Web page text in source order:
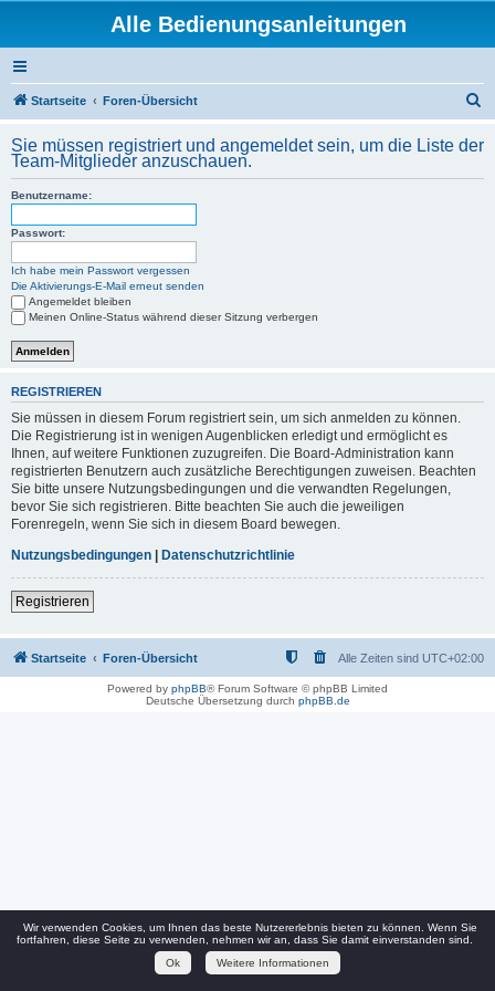
Alle Bedienungsanleitungen
Startseite Foren-Übersicht
h
Sie müssen registriert und angemeldet sein, um die Liste der
Team-Mitglieder anzuschauen.
Benutzername:
Passwort:
Ich habe mein Passwort vergessen
Die Aktivierungs-E-Mail erneut senden
Angemeldet bleiben
Meinen Online-Status während dieser Sitzung verbergen
REGISTRIEREN
Sie müssen in diesem Forum registriert sein, um sich anmelden zu können.
Die Registrierung ist in wenigen Augenblicken erledigt und ermöglicht es
Ihnen, auf weitere Funktionen zuzugreifen. Die Board-Administration kann
registrierten Benutzern auch zusätzliche Berechtigungen zuweisen. Beachten
Sie bitte unsere Nutzungsbedingungen und die verwandten Regelungen,
bevor Sie sich registrieren. Bitte beachten Sie auch die jeweiligen
Forenregeln, wenn Sie sich in diesem Board bewegen.
Nutzungsbedingungen | Datenschutzrichtlinie
Registrieren
Startseite Foren-Übersicht Alle Zeiten sind UTC+02:00
Powered by phpBB® Forum Software © phpBB Limited
Deutsche Übersetzung durch phpBB.de
Wir verwenden Cookies, um Ihnen das beste Nutzererlebnis bieten zu können. Wenn Sie
fortfahren, diese Seite zu verwenden, nehmen wir an, dass Sie damit einverstanden sind.
Ok
Weitere Informationen